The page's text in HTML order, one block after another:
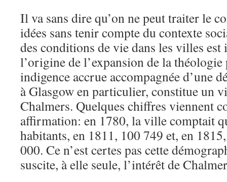
Il va sans dire qu’on ne peut traiter le
idées sans tenir compte du contexte
des conditions de vie dans les villes est
l’origine de l’expansion de la
indigence accrue accompagnée d’une
à Glasgow en particulier, constitue un
Chalmers. Quelques chiffres viennent
affirmation: en 1780, la ville comptait
habitants, en 1811, 100 749 et, en
000. Ce n’est certes pas cette
suscite, à elle seule, l’intérêt de